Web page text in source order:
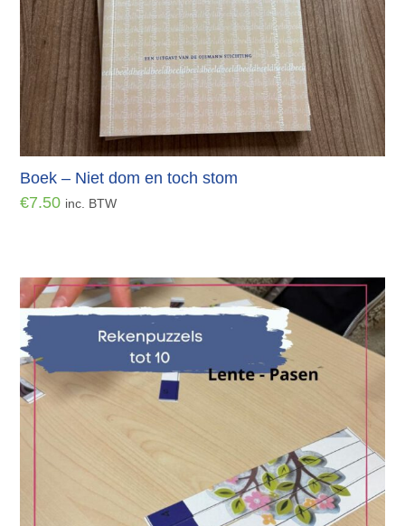
Boek – Niet dom en toch stom
€7.50 inc. BTW